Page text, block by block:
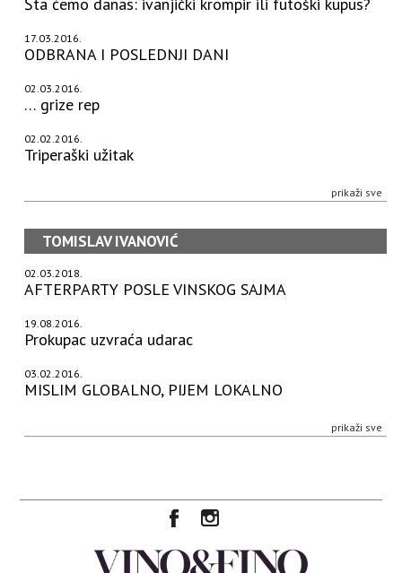
17.03.2016.
ODBRANA I POSLEDNJI DANI
02.03.2016.
… grize rep
02.02.2016.
Triperaški užitak
prikaži sve
TOMISLAV IVANOVIĆ
02.03.2018.
AFTERPARTY POSLE VINSKOG SAJMA
19.08.2016.
Prokupac uzvraća udarac
03.02.2016.
MISLIM GLOBALNO, PIJEM LOKALNO
prikaži sve